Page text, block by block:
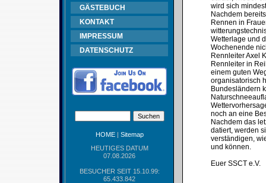
GÄSTEBUCH
KONTAKT
IMPRESSUM
DATENSCHUTZ
HOME| Sitemap
HEUTIGES DATUM
07.08.2026
BESUCHER SEIT 15.10.99:
65.433.842
wird sich
Nachdem
Rennen in
Wetterlage und
Wochenende
Rennleiter Axel
Rennleiter in
einem guten
organisatorisch
Bundesländern
noch an eine
Nachdem das
datiert, werden
verständigen,
und können.
Euer SSCT e.V.